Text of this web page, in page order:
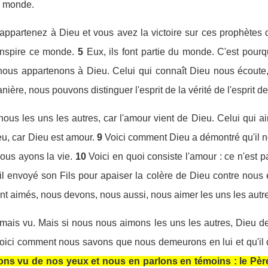
à Dieu et vous avez la victoire sur ces
ce monde. 5 Eux, ils font partie du monde. C'est
appartenons à Dieu. Celui qui connaît Dieu nous
nous pouvons distinguer l'esprit de la vérité de l'esprit
les uns les autres, car l'amour vient de Dieu. Celui qui
car Dieu est amour. 9 Voici comment Dieu a démontré qu'il
ayons la vie. 10 Voici en quoi consiste l'amour : ce n'est
envoyé son Fils pour apaiser la colère de Dieu contre nous
aimés, nous devons, nous aussi, nous aimer les uns les
vu. Mais si nous nous aimons les uns les autres, Dieu
comment nous savons que nous demeurons en lui et
vu de nos yeux et nous en parlons en témoins : le